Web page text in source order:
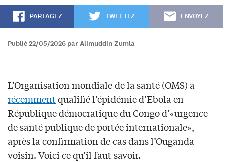
PARTAGEZ TWEETEZ ENVOYEZ
Publié 22/05/2026 par Alimuddin Zumla
L’Organisation mondiale de la santé (OMS) a
récemmentqualifié l’épidémie d’Ebola en
République démocratique du Congo d’«urgence
de santé publique de portée internationale»,
après la confirmation de cas dans l’Ouganda
voisin. Voici ce qu’il faut savoir.